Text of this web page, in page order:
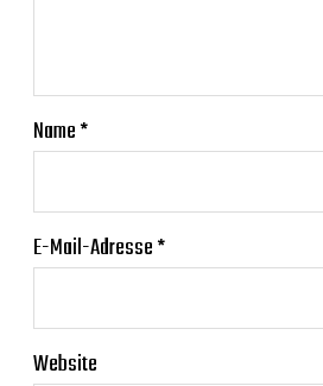
Name*
E-Mail-Adresse*
Website